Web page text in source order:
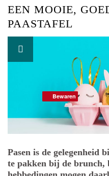
EEN MOOIE,
PAASTAFEL
Pasen is de gelegenheid
te pakken bij de brunch,
Bewaren
Bewaren